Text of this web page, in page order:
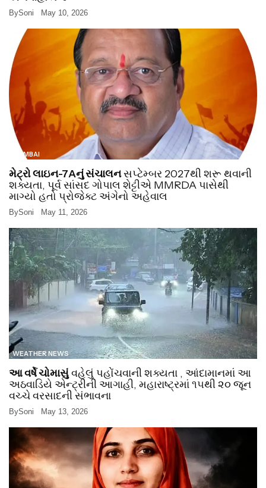
BySoni May 10, 2026
MUMBAI
મેટ્રો લાઇન-7Aનું સંચાલનસપ્ટેમ્બર 2027થી શરૂ થવાની
શક્યતા, પૂર્વ સાંસદ ગોપાલ શેટ્ટીએ MMRDA પાસેથી
માગ્યો હતો પ્રોજેક્ટ અંગેનો અહેવાલ
BySoni May 11, 2026
WEATHER NEWS
આ વર્ષે ચોમાસુંવહેલું પહોંચવાની શક્યતા , આંદામાનમાં આ
અઠવાડિયે એન્ટ્રીની આગાહી, મહારાષ્ટ્રમાં ૧૫થી ૨૦ જૂન
વચ્ચે વરસાદની સંભાવના
BySoni May 13, 2026